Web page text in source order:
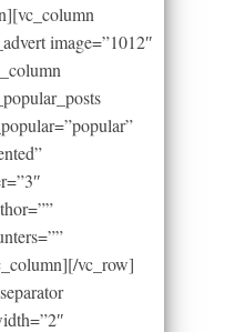
image=”1012″
vc_row]